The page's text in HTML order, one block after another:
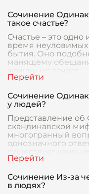
Сочинение
такое счастье?
Счастье – это
время неуловимых
бытия. Оно
манящему
Сочинение
у людей?
Представление об
скандинавской
многогранный
однозначного
существует
Сочинение Из-за
в людях?